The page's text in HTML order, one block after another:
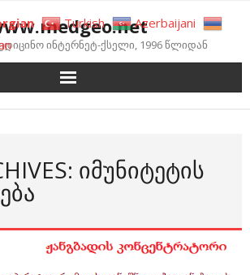
ინტერნეტ-ქსელი, 1996 წლიდან
ᲘᲛᲣᲜᲘᲢᲔᲢᲘᲡ
Turkish
Azerbaijani